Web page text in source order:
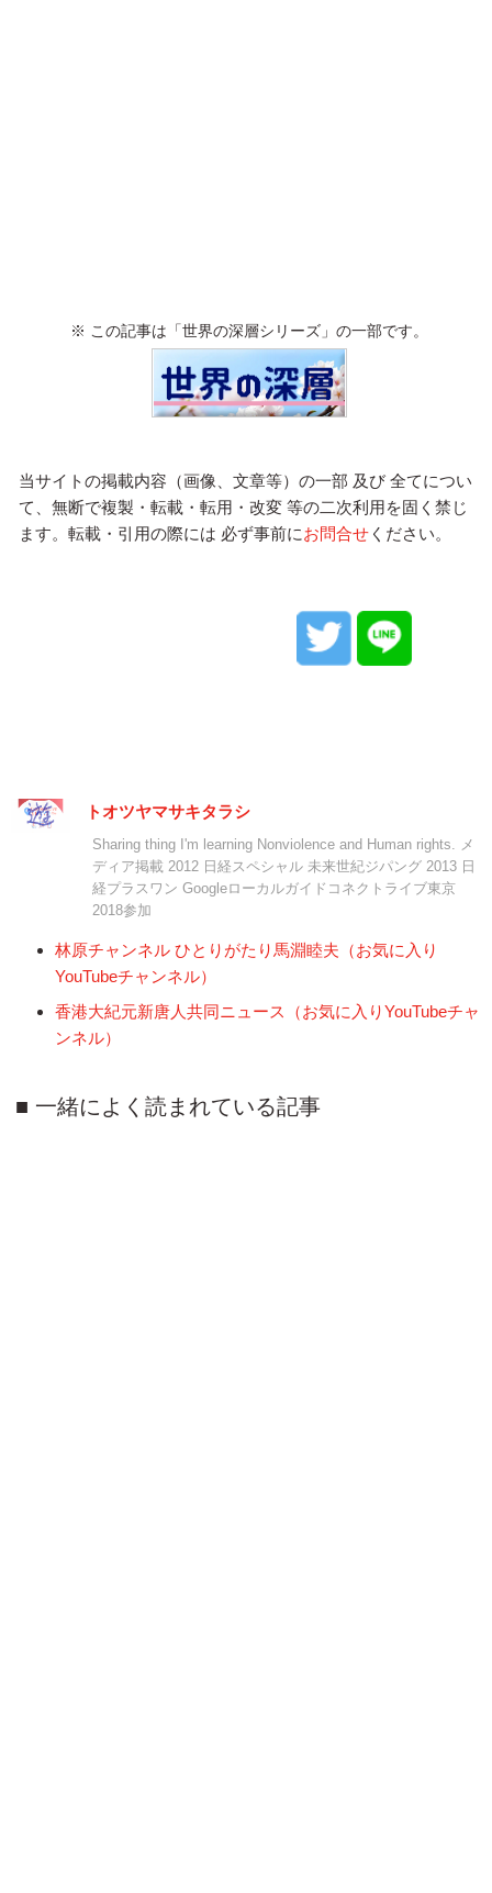
※ この記事は「世界の深層シリーズ」の一部です。
当サイトの掲載内容（画像、文章等）の一部 及び 全てについ
て、無断で複製・転載・転用・改変 等の二次利用を固く禁じ
ます。転載・引用の際には 必ず事前にお問合せ ください。
トオツヤマサキタラシ
Sharing thing I'm learning Nonviolence and Human rights. メ
ディア掲載 2012 日経スペシャル 未来世紀ジパング 2013 日
経プラスワン Googleローカルガイドコネクトライブ東京
2018参加
林原チャンネル ひとりがたり馬淵睦夫（お気に入り
YouTubeチャンネル）
香港大紀元新唐人共同ニュース（お気に入りYouTubeチャ
ンネル）
一緒によく読まれている記事